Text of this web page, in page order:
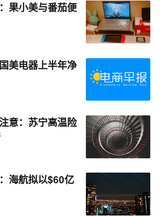
果小美与番茄便
美电器上半年净
意：苏宁高温险
海航拟以$60亿